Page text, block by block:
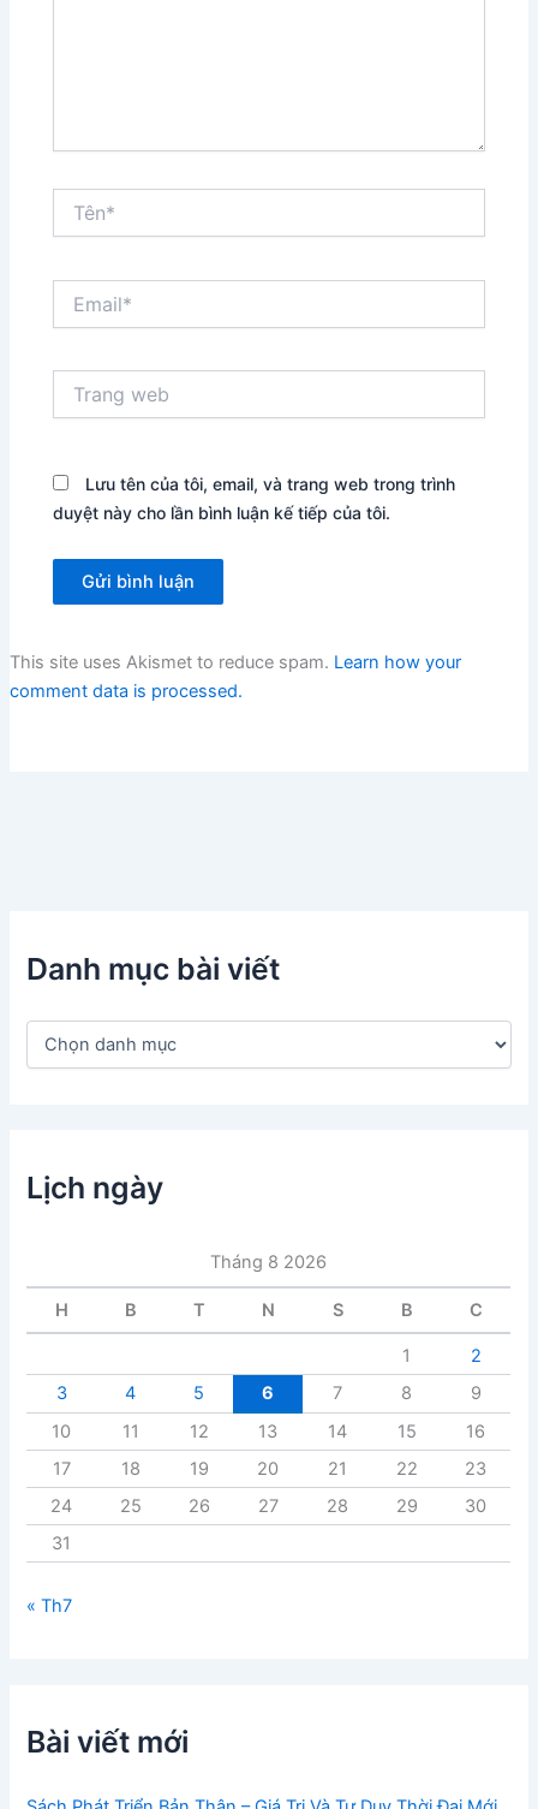
web
Lưu tên của tôi, email, và trang web trong trình
duyệt này cho lần bình luận kế tiếp của tôi.
This site uses Akismet to reduce spam. Learn how your
comment data is processed.
Danh mục bài viết
D
c
b
i
Lịch ngày
Tháng 8 2026
H B T N S B C
1
2
3
4 5 6 7 8
9
10
11 12 13 14 15
16
17
18 19 20 21 22
23
24
25 26 27 28 29
30
31
« Th7
Bài viết mới